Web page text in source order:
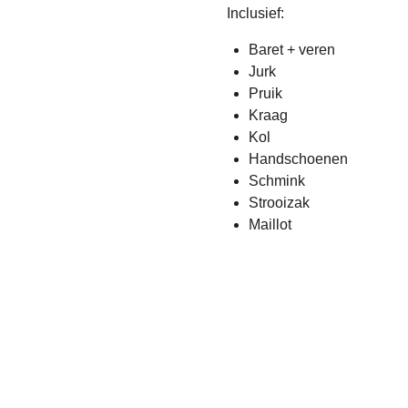
Inclusief:
Baret + veren
Jurk
Pruik
Kraag
Kol
Handschoenen
Schmink
Strooizak
Maillot